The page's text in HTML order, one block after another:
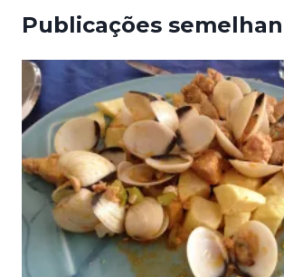
Publicações